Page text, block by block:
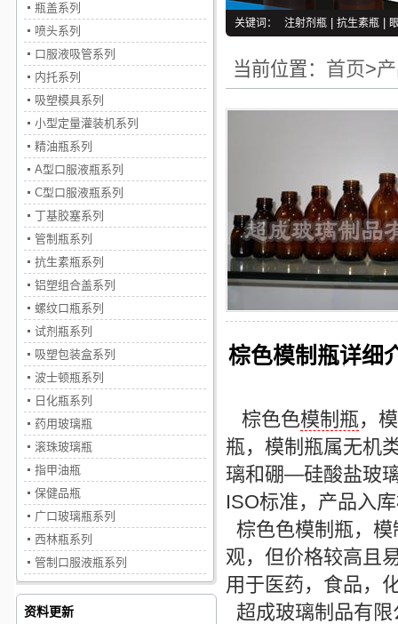
关键词： 注射剂瓶 抗生素瓶
当前位置： 首页>
棕色模制瓶详细
棕色色模制瓶，
瓶， 模制瓶属无机
璃和硼—硅酸盐玻
ISO标准，产品入
棕色色模制瓶， 模
观，但价格较高且
用于医药，食品，
超成玻璃制品有限
瓶盖系列
喷头系列
口服液吸管系列
内托系列
吸塑模具系列
小型定量灌装机系列
精油瓶系列
A型口服液瓶系列
C型口服液瓶系列
丁基胶塞系列
管制瓶系列
抗生素瓶系列
铝塑组合盖系列
螺纹口瓶系列
试剂瓶系列
吸塑包装盒系列
波士顿瓶系列
日化瓶系列
药用玻璃瓶
滚珠玻璃瓶
指甲油瓶
保健品瓶
广口玻璃瓶系列
西林瓶系列
管制口服液瓶系列
资料更新